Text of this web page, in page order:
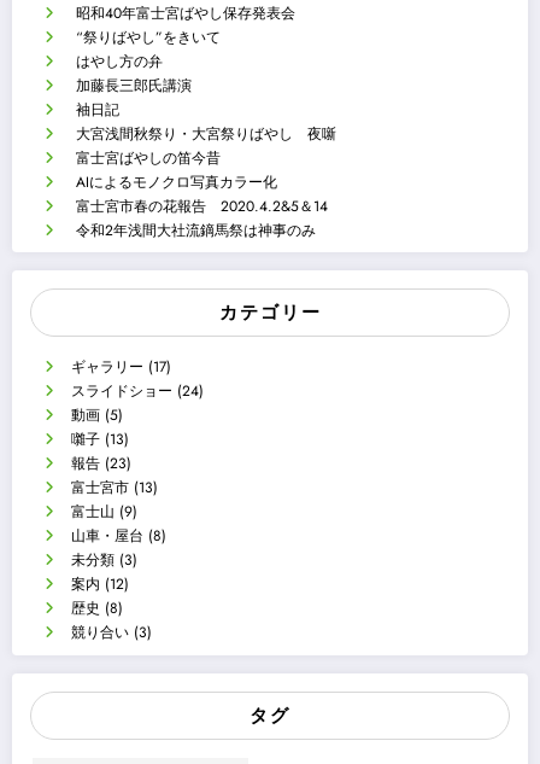
昭和40年富士宮ばやし保存発表会
“祭りばやし”をきいて
はやし方の弁
加藤長三郎氏講演
袖日記
大宮浅間秋祭り・大宮祭りばやし 夜噺
富士宮ばやしの笛今昔
AIによるモノクロ写真カラー化
富士宮市春の花報告 2020.4.2&5＆14
令和2年浅間大社流鏑馬祭は神事のみ
カテゴリー
ギャラリー (17)
スライドショー (24)
動画 (5)
囃子 (13)
報告 (23)
富士宮市 (13)
富士山 (9)
山車・屋台 (8)
未分類 (3)
案内 (12)
歴史 (8)
競り合い (3)
タグ